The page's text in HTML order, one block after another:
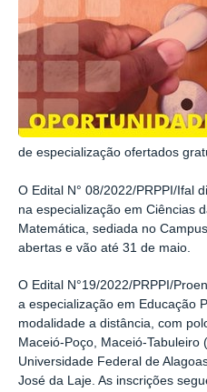
de especialização ofertados
O Edital N° 08/2022/PRPPI/Ifal
na especialização em Ciências
Matemática, sediada no
abertas e vão até 31 de maio.
O Edital N°19/2022/PRPPI/
a especialização em Educação
modalidade a distância, com
Maceió-Poço, Maceió-Tabuleiro
Universidade Federal de
José da Laje. As inscrições